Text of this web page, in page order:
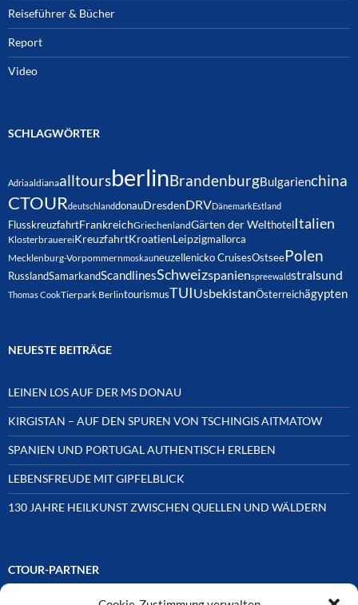
Reiseführer & Bücher
Report
Video
SCHLAGWÖRTER
AdriaaldianaalltoursberlinBrandenburgBulgarienchina
CTOURdeutschlanddonauDresdenDRVDänemarkEstland
FlusskreuzfahrtFrankreichGriechenlandGärten der Welthotel Italien
KlosterbrauereiKreuzfahrtKroatienLeipzigmallorca
Mecklenburg-Vorpommernmoskauneuzellenicko CruisesOstseePolen
RusslandSamarkandScandlinesSchweizspanienspreewaldstralsund
Thomas CookTierpark BerlintourismusTUIUsbekistanÖsterreichägypten
NEUESTE BEITRÄGE
LEINEN LOS AUF DER MS DONAU
KIRGISTAN – AUF DEN SPUREN VON TSCHINGIS AITMATOW
SPANIEN UND PORTUGAL AUTHENTISCH ERLEBEN
LEBENSFREUDE MIT GIPFELBLICK
130 JAHRE HEILKUNST ZWISCHEN QUELLEN UND WÄLDERN
CTOUR-PARTNER